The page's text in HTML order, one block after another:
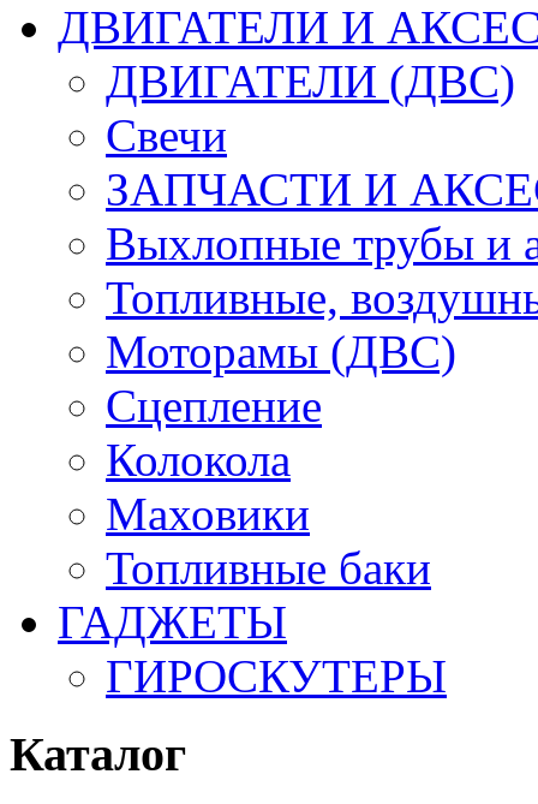
ДВИГАТЕЛИ И
ДВИГАТЕЛИ (ДВС)
Свечи
ЗАПЧАСТИ И
Выхлопные трубы и
Топливные,
Моторамы (ДВС)
Сцепление
Колокола
Маховики
Топливные баки
ГАДЖЕТЫ
ГИРОСКУТЕРЫ
Каталог